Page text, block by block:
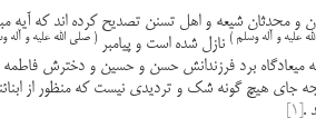
و محدثان شیعه و اهل تسنن تصدیح کرده اند که آیه
علیه و آله وسلم ) نازل شده است و پیامبر( صلی الله علیه و آله
میعادگاه برد فرزندانش حسن و حسین و دخترش
جای هیچ گونه شک و تردیدی نیست که منظور از
.
[1]